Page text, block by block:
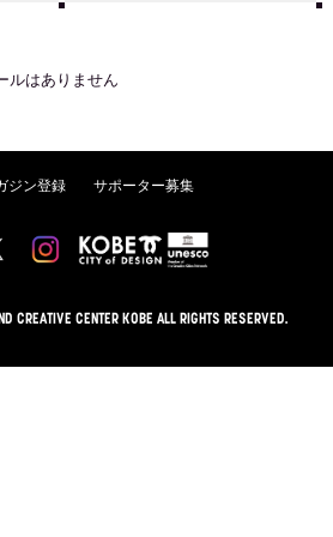
ルはありません
ジン登録 サポーター募集
CREATIVE CENTER KOBE ALL RIGHTS RESERVED.